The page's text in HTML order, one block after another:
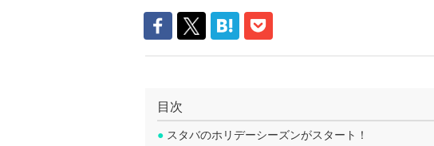
目次
● スタバのホリデーシーズンがスタート！